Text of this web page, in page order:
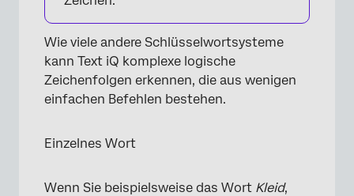
Wie viele andere Schlüsselwortsysteme
kann Text iQ komplexe logische
Zeichenfolgen erkennen, die aus wenigen
einfachen Befehlen bestehen.
Einzelnes Wort
Wenn Sie beispielsweise das Wort Kleid,